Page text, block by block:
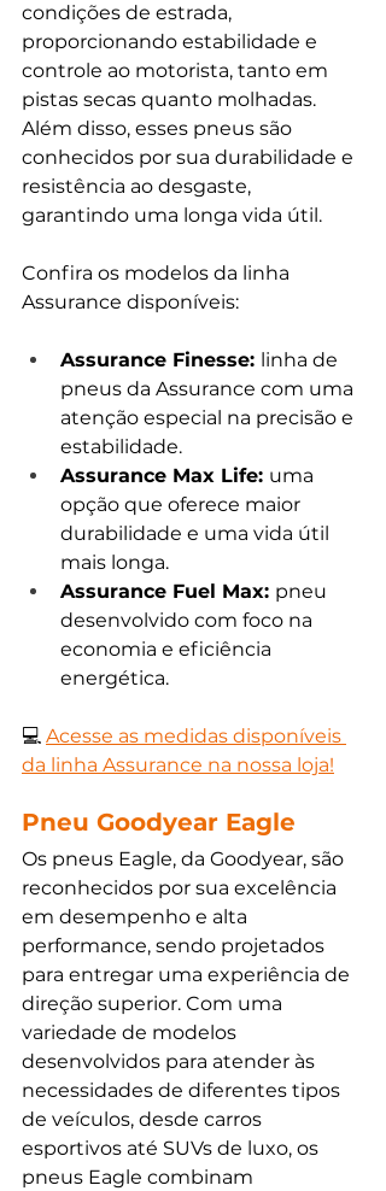
condições de estrada,
proporcionando estabilidade e
controle ao motorista, tanto em
pistas secas quanto molhadas.
Além disso, esses pneus são
conhecidos por sua durabilidade e
resistência ao desgaste,
garantindo uma longa vida útil.
Confira os modelos da linha
Assurance disponíveis:
Assurance Finesse: linha de
pneus da Assurance com uma
atenção especial na precisão e
estabilidade.
Assurance Max Life: uma
opção que oferece maior
durabilidade e uma vida útil
mais longa.
Assurance Fuel Max: pneu
desenvolvido com foco na
economia e eficiência
energética.
💻 Acesse as medidas disponíveis
da linha Assurance na nossa loja!
Pneu Goodyear Eagle
Os pneus Eagle, da Goodyear, são
reconhecidos por sua excelência
em desempenho e alta
performance, sendo projetados
para entregar uma experiência de
direção superior. Com uma
variedade de modelos
desenvolvidos para atender às
necessidades de diferentes tipos
de veículos, desde carros
esportivos até SUVs de luxo, os
pneus Eagle combinam